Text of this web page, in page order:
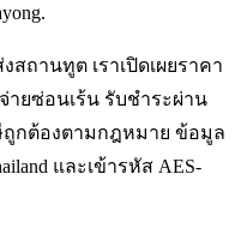
ถานทูต เราเปิดเผยราคา
ายซ่อนเร้น รับชำระผ่าน
ถูกต้องตามกฎหมาย ข้อมูล
และเข้ารหัส AES-